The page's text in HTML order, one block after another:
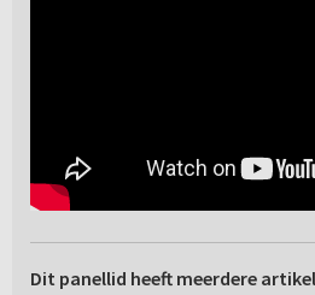
Dit panellid heeft meerdere